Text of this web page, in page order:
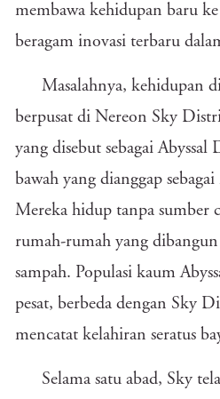
membawa kehidupan baru
beragam inovasi terbaru
Masalahnya, kehidupan
berpusat di Nereon Sky
yang disebut sebagai
bawah yang dianggap
Mereka hidup tanpa sumber
rumah-rumah yang
sampah. Populasi kaum
pesat, berbeda dengan Sky
mencatat kelahiran seratus
Selama satu abad, Sky